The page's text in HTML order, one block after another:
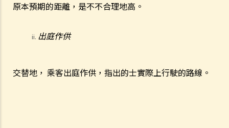
原本預期的距離，是不不合理地高。
出庭作供
交替地， 乘客出庭作供，指出的士實際上行駛的路線。
Q2. 如果我讓我的孩子坐在駕駛座上把玩方向盤，而汽車已停下來，我
Q1. 一名已被吊銷駕駛執照的駕駛者開車衝過警察路障。該名駕駛者可